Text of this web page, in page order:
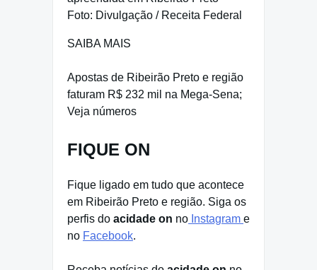
Foto: Divulgação / Receita Federal
SAIBA MAIS
Apostas de Ribeirão Preto e região
faturam R$ 232 mil na Mega-Sena;
Veja números
FIQUE ON
Fique ligado em tudo que acontece
em Ribeirão Preto e região. Siga os
perfis do acidade on no Instagram e
no Facebook.